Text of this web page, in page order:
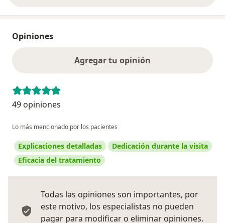
Opiniones
Agregar tu opinión
49 opiniones
Lo más mencionado por los pacientes
Explicaciones detalladas
Dedicación durante la visita
Eficacia del tratamiento
Todas las opiniones son importantes, por
este motivo, los especialistas no pueden
pagar para modificar o eliminar opiniones.